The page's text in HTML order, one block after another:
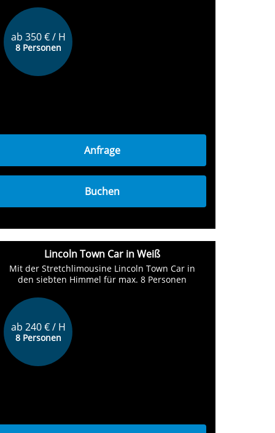
ab 350 € / H
8 Personen
Anfrage
Buchen
Lincoln Town Car in Weiß
Mit der Stretchlimousine Lincoln Town Car in
den siebten Himmel für max. 8 Personen
ab 240 € / H
8 Personen